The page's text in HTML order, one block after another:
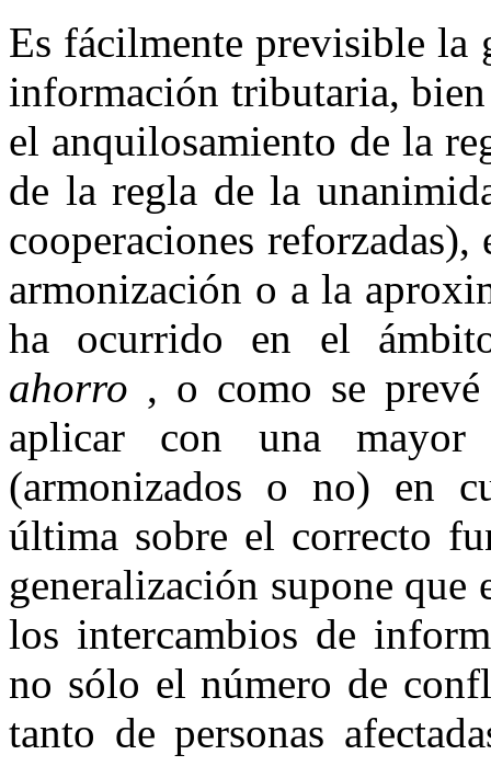
Es fácilmente previsible la
información tributaria,
el anquilosamiento de la
de la regla de la
cooperaciones
armonización o a la
ha ocurrido en el
ahorro , o como se
aplicar con una mayor
(armonizados o no) en
última sobre el correcto
generalización supone que
los intercambios de
no sólo el número de
tanto de personas